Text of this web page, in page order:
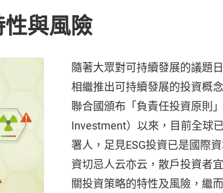
與風險
隨著大眾對可持續發展的議題
相繼推出可持續發展的投資概
聯合國頒布「負責任投資原則
Investment）以來，目前全球
署人，足見ESG投資已是國際
資切忌人云亦云，散戶投資者
關投資策略的特性及風險，繼